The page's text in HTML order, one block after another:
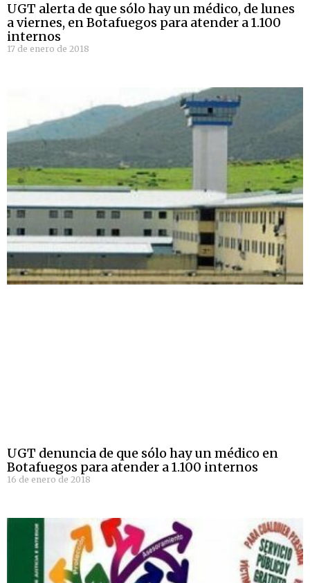
UGT alerta de que sólo hay un médico, de lunes
a viernes, en Botafuegos para atender a 1.100
internos
17 de enero de 2018
UGT denuncia de que sólo hay un médico en
Botafuegos para atender a 1.100 internos
16 de enero de 2018